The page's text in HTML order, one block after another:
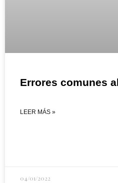
Errores comunes
LEER MÁS »
04/01/2022